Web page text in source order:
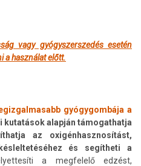
vagy gyógyszerszedés esetén
a használat előtt.
gyógygombája a
kutatások alapján támogathatja
az oxigénhasznosítást,
és segítheti a
a megfelelő edzést,